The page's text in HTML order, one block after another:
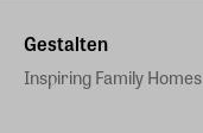
Gestalten
Inspiring Family Homes